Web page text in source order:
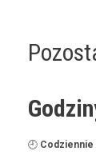
🕘 Codzi­en­nie